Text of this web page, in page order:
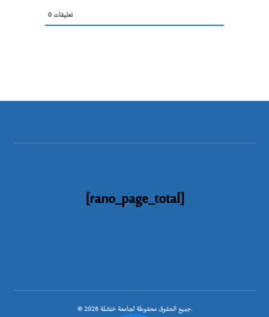
0تعليقات
[rano_page_total]
© جميع الحقوق محفوظة لجامعة خنشلة 2026.